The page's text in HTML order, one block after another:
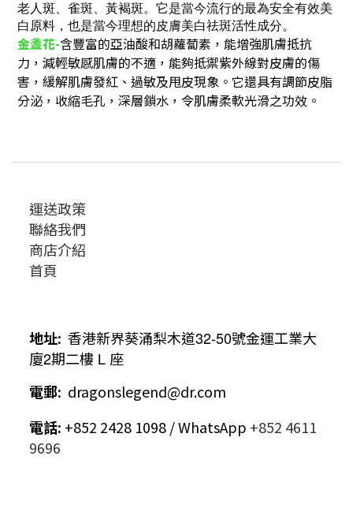
老人斑、雀斑、黃褐斑。它是當今流行的最為安全有效美
白原料，也是當今理想的皮膚美白祛斑活性成分。
金盞花-含豐富的亞油酸和胡蘿蔔素，能增強肌膚抵抗
力，減輕敏感肌膚的不適，能夠抵禦紫外線對皮膚的傷
害，緩解肌膚發紅、過敏及甩皮現象。它還具有調節皮脂
分泌，收縮毛孔，深層鎖水，令肌膚柔軟光滑之功效。
運送政策
聯絡我們
商店介紹
首頁
地址: 香港新界葵涌梨木道32-50號金運工業大
廈2期二樓 L 座
電郵: dragonslegend@dr.com
電話: +852 2428 1098 / WhatsApp +852 4611
9696